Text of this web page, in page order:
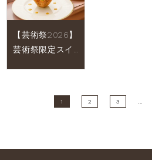
【芸術祭2026】
芸術祭限定スイ
ム」【2026年9
1 2 3